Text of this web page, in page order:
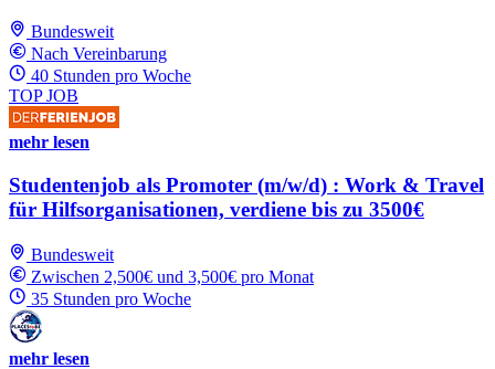
Bundesweit
Nach Vereinbarung
40 Stunden pro Woche
TOP JOB
mehr lesen
Studentenjob als Promoter (m/w/d) : Work & Travel
für Hilfsorganisationen, verdiene bis zu 3500€
Bundesweit
Zwischen 2,500€ und 3,500€ pro Monat
35 Stunden pro Woche
mehr lesen